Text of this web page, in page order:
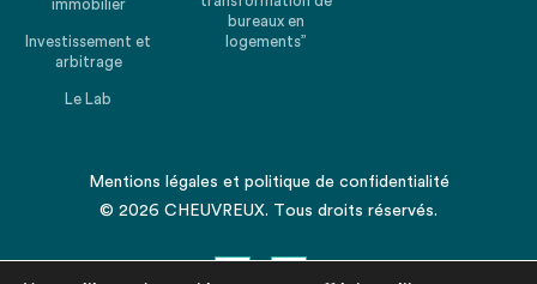
immobilier
Investissement et
arbitrage
Le Lab
bureaux en
logements”
Mentions légales et politique de confidentialité
© 2026 CHEUVREUX. Tous droits réservés.